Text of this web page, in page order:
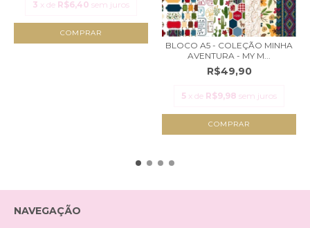
3 x de R$6,40 sem juros
BLOCO A5 - COLEÇÃO MINHA
AVENTURA - MY M...
R$49,90
5 x de R$9,98 sem juros
NAVEGAÇÃO